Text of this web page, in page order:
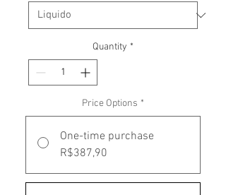
Quantity *
Price Options *
One-time purchase
R$387,90